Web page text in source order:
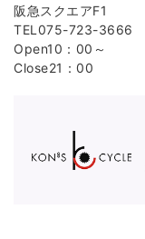
阪急スクエアF1
TEL075-723-3666
Open10：00～
Close21：00